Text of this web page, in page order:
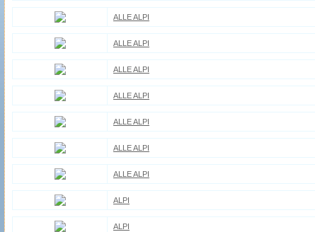
ALLE ALPI
ALLE ALPI
ALLE ALPI
ALLE ALPI
ALLE ALPI
ALLE ALPI
ALLE ALPI
ALPI
ALPI